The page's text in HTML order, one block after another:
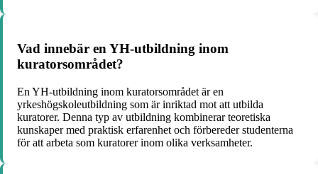
Vad innebär en YH-utbildning inom
kuratorsområdet?
En YH-utbildning inom kuratorsområdet är en
yrkeshögskoleutbildning som är inriktad mot att utbilda
kuratorer. Denna typ av utbildning kombinerar teoretiska
kunskaper med praktisk erfarenhet och förbereder studenterna
för att arbeta som kuratorer inom olika verksamheter.